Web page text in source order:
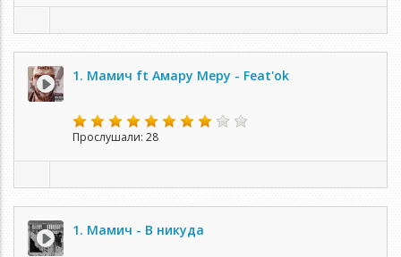
1. Мамич ft Амару Меру - Feat'ok
Прослушали: 28
1. Мамич - В никуда